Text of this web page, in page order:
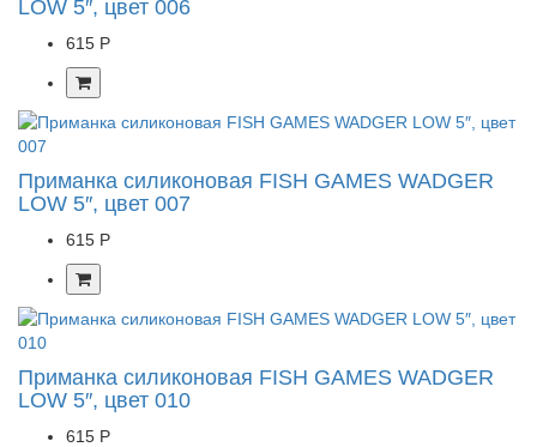
LOW 5″, цвет 006
615 Р
Приманка силиконовая FISH GAMES WADGER
LOW 5″, цвет 007
615 Р
Приманка силиконовая FISH GAMES WADGER
LOW 5″, цвет 010
615 Р